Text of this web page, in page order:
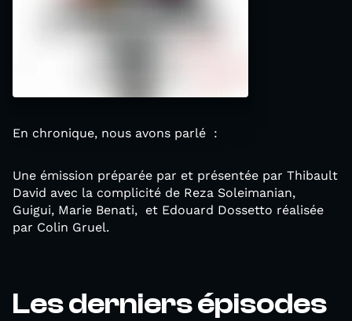
En chronique, nous avons parlé :
Une émission préparée par et présentée par Thibault
David avec la complicité de Reza Soleimanian,
Guigui, Marie Benati, et Edouard Dossetto réalisée
par Colin Gruel.
Les derniers épisodes